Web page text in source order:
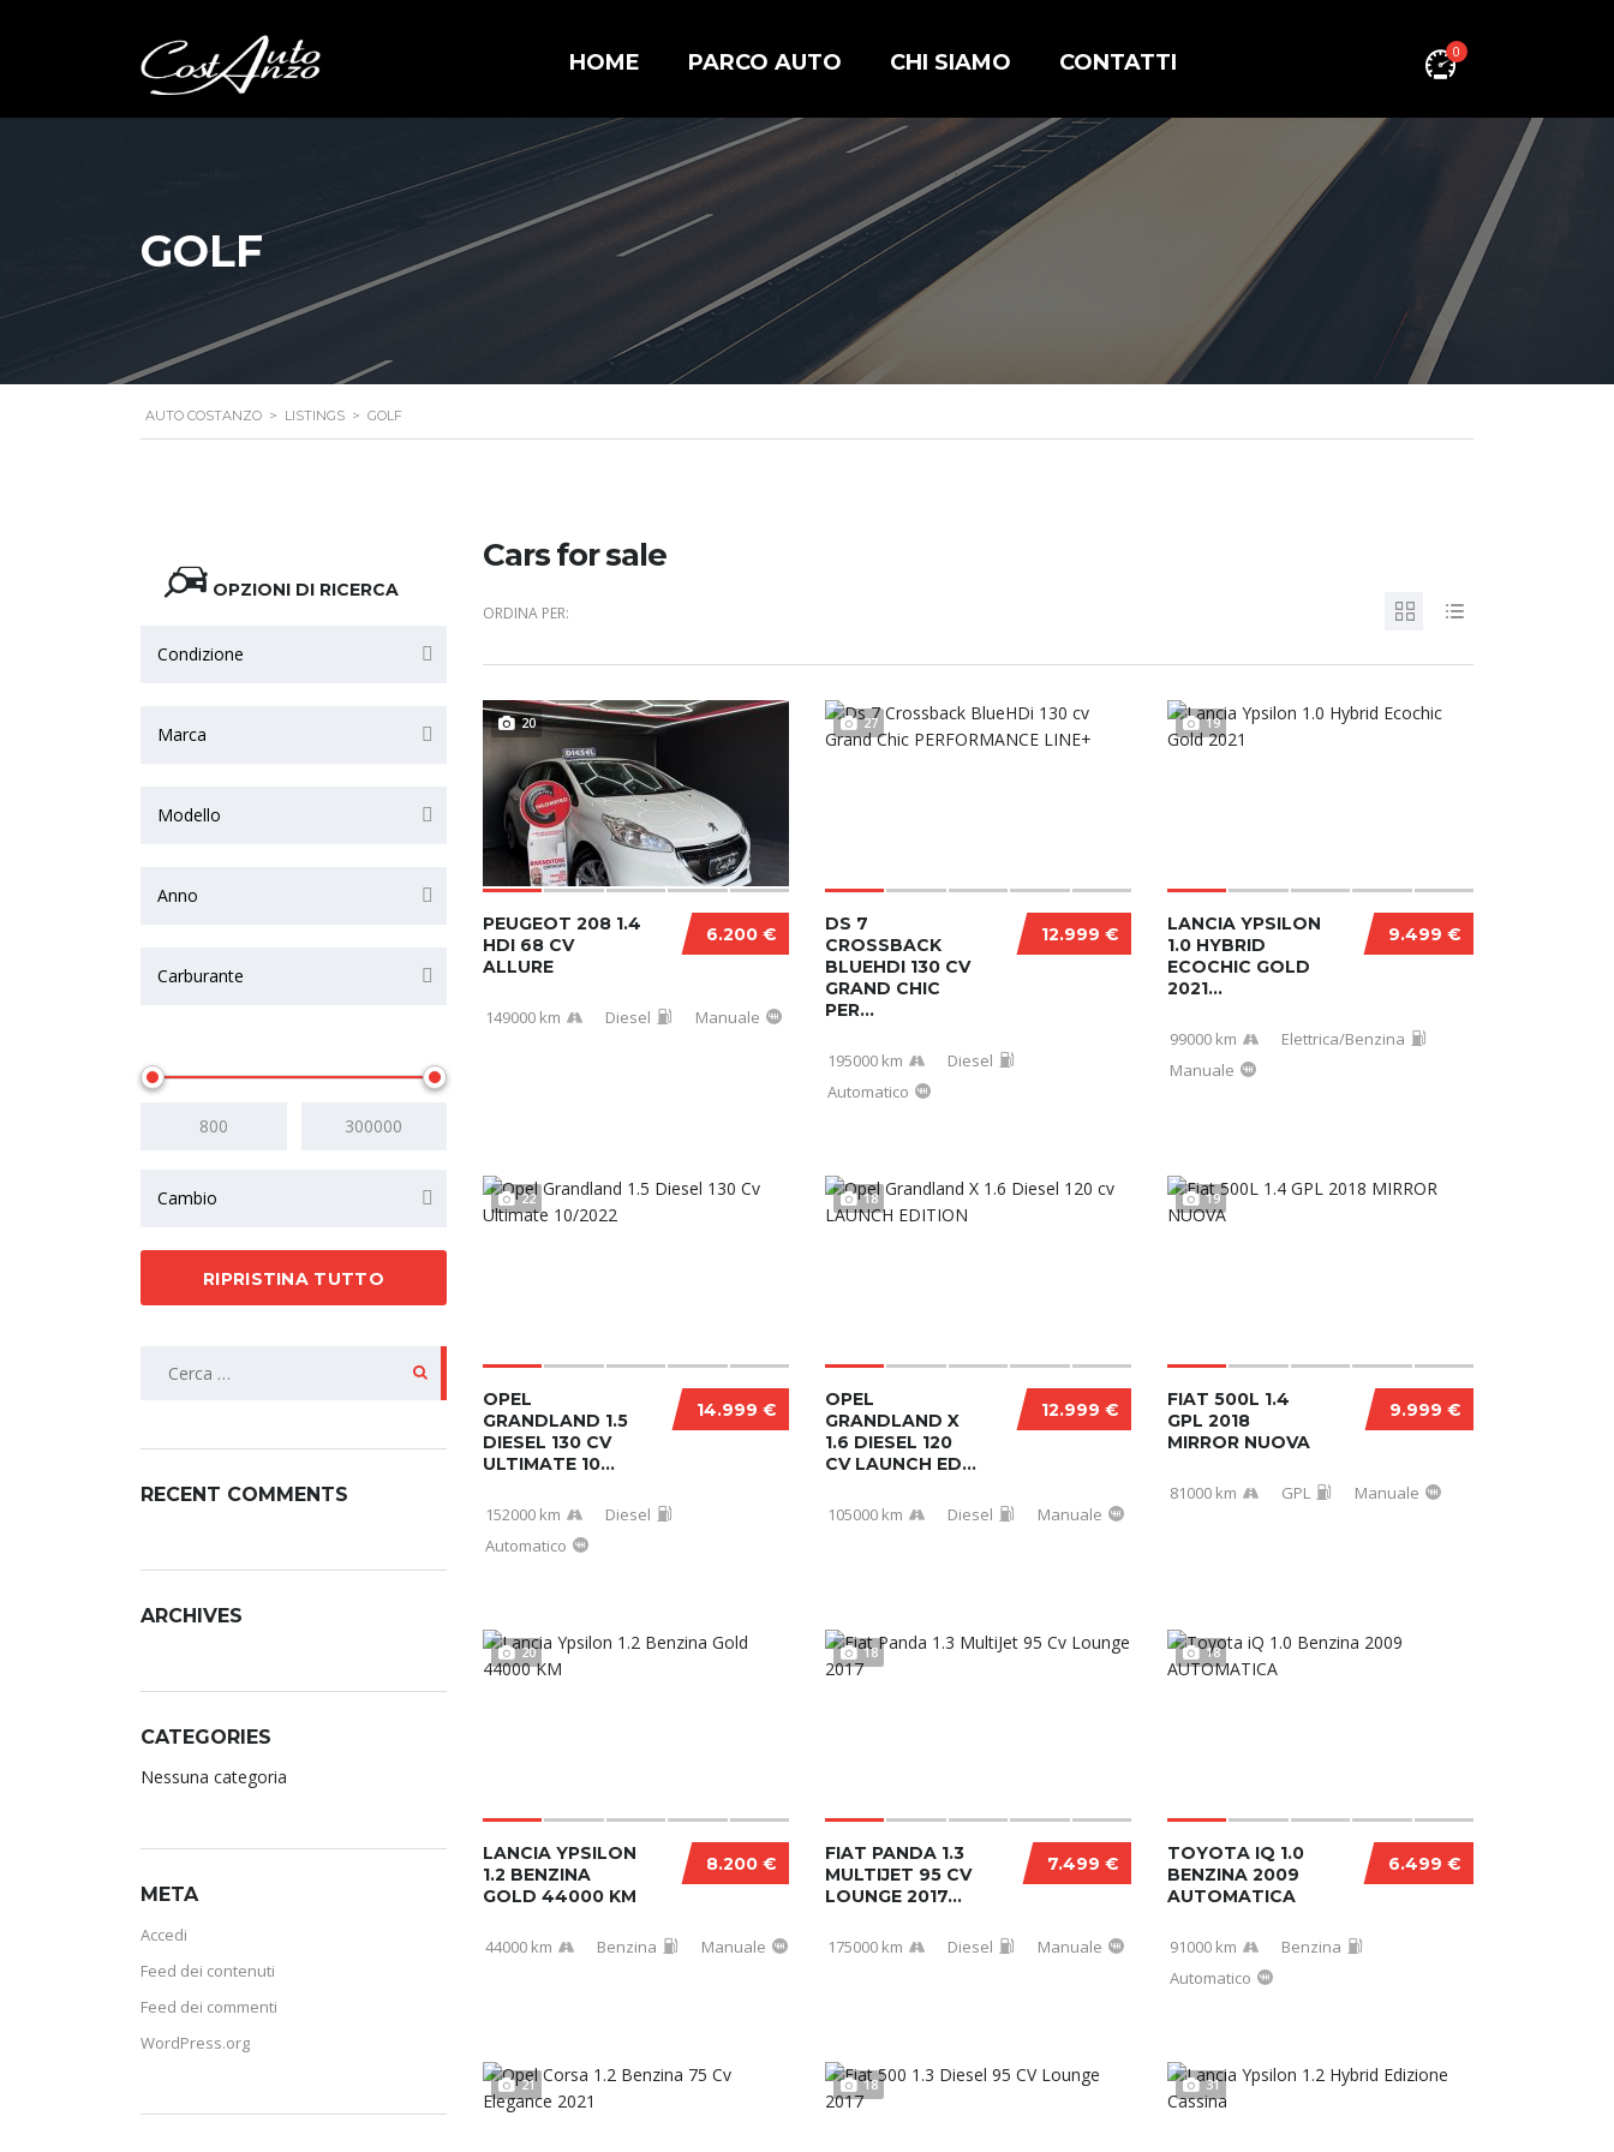
0
HOME PARCO AUTO CHI SIAMO CONTATTI
GOLF
AUTO COSTANZO > LISTINGS > GOLF
OPZIONI DI RICERCA
Condizione
Marca
Modello
Anno
Carburante
Cambio
RIPRISTINA TUTTO
RECENT COMMENTS
ARCHIVES
CATEGORIES
Nessuna categoria
META
Accedi
Feed dei contenuti
Feed dei commenti
WordPress.org
Cars for sale
ORDINA PER:
20
6.200 €
PEUGEOT 208 1.4
HDI 68 CV
ALLURE
149000 km Diesel Manuale
27
12.999 €
DS 7
CROSSBACK
BLUEHDI 130 CV
GRAND CHIC
PER...
195000 km
Diesel
Automatico
19
9.499 €
LANCIA YPSILON
1.0 HYBRID
ECOCHIC GOLD
2021...
99000 km
Elettrica/Benzina
Manuale
22
14.999 €
OPEL
GRANDLAND 1.5
DIESEL 130 CV
ULTIMATE 10...
152000 km
Diesel
Automatico
18
12.999 €
OPEL
GRANDLAND X
1.6 DIESEL 120
CV LAUNCH ED...
105000 km Diesel Manuale
19
9.999 €
FIAT 500L 1.4
GPL 2018
MIRROR NUOVA
81000 km GPL Manuale
20
8.200 €
LANCIA YPSILON
1.2 BENZINA
GOLD 44000 KM
44000 km Benzina Manuale
18
7.499 €
FIAT PANDA 1.3
MULTIJET 95 CV
LOUNGE 2017...
175000 km Diesel Manuale
18
6.499 €
TOYOTA IQ 1.0
BENZINA 2009
AUTOMATICA
91000 km
Benzina
Automatico
21 18 31